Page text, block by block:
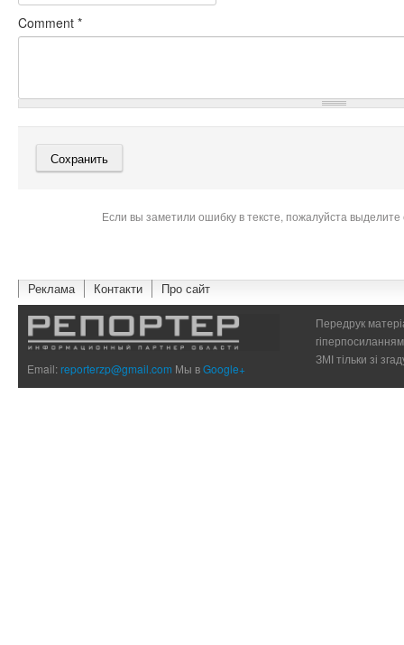
Comment *
Если вы заметили ошибку в тексте, пожалуйста
Реклама Контакти Про сайт
Email:reporterzp@gmail.com Мы вGoogle+
Передрук
ЗМІ тільки зі